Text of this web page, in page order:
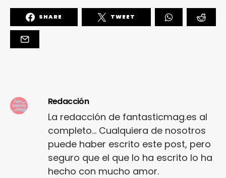
SHARE TWEET
Redacción
La redacción de fantasticmag.es al
completo... Cualquiera de nosotros
puede haber escrito este post, pero
seguro que el que lo ha escrito lo ha
hecho con mucho amor.